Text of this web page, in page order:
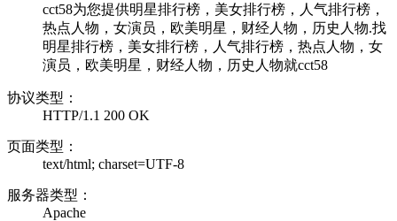
cct58为您提供明星排行榜，美女排行榜，人气排行榜，
热点人物，女演员，欧美明星，财经人物，历史人物.找
明星排行榜，美女排行榜，人气排行榜，热点人物，女
演员，欧美明星，财经人物，历史人物就cct58
协议类型：
HTTP/1.1 200 OK
页面类型：
text/html; charset=UTF-8
服务器类型：
Apache